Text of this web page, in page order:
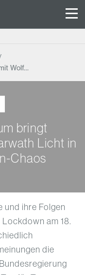
Wolf…
bringt
Licht in
Chaos
und ihre Folgen
am 18.
die